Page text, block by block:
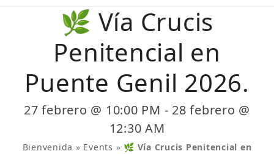
mobile
menu
mobile
menu
🌿 Vía Crucis
Penitencial en
Puente Genil 2026.
27 febrero @ 10:00 PM - 28 febrero @
12:30 AM
Bienvenida » Events » 🌿 Vía Crucis Penitencial en